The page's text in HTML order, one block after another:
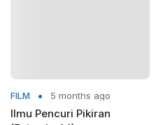
FILM 5 months ago
Ilmu Pencuri Pikiran